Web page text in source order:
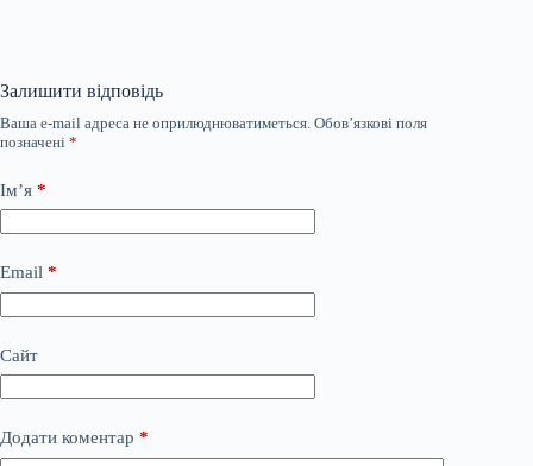
Залишити відповідь
Ваша e-mail адреса не оприлюднюватиметься. Обов’язкові поля
позначені *
Ім’я *
Email *
Сайт
Додати коментар *